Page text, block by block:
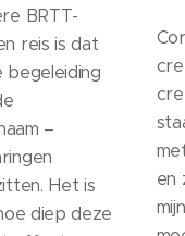
BRTT-
reis is dat
–
Het is
diep deze
en